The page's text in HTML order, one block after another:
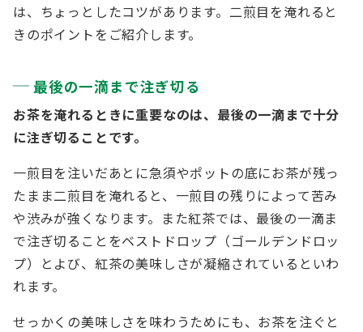
は、ちょっとしたコツがあります。二煎目を淹れると
きのポイントをご紹介します。
最後の一滴まで注ぎ切る
お茶を淹れるときに重要なのは、最後の一滴まで十分
に注ぎ切ることです。
一煎目を注いだあとに急須やポットの底にお茶が残っ
たまま二煎目を淹れると、一煎目の残りによって苦み
や渋みが強くなります。また紅茶では、最後の一滴ま
で注ぎ切ることをベストドロップ（ゴールデンドロッ
プ）とよび、紅茶の美味しさが凝縮されているといわ
れます。
せっかくの美味しさを味わうためにも、お茶を注ぐと